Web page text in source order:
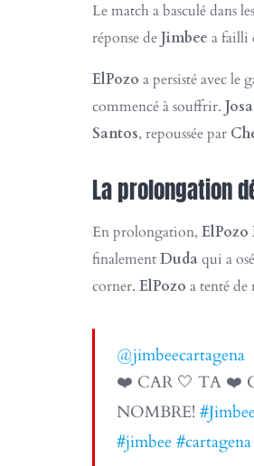
Le match a basculé dans
réponse deJimbee a failli
ElPozo a persisté avec le
commencé à souffrir.
Santos, repoussée par
La prolongation
En prolongation,
finalementDudaqui a
corner. ElPozo a tenté de
@jimbeecartagena
❤️ CAR 🤍 TA ❤️
NOMBRE!
#jimbee #cartagena